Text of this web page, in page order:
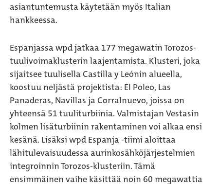
asiantuntemusta käytetään myös Italian
hankkeessa.
Espanjassa wpd jatkaa 177 megawatin Torozos-
tuulivoimaklusterin laajentamista. Klusteri, joka
sijaitsee tuulisella Castilla y Leónin alueella,
koostuu neljästä projektista: El Poleo, Las
Panaderas, Navillas ja Corralnuevo, joissa on
yhteensä 51 tuuliturbiinia. Valmistajan Vestasin
kolmen lisäturbiinin rakentaminen voi alkaa ensi
kesänä. Lisäksi wpd Espanja -tiimi aloittaa
lähitulevaisuudessa aurinkosähköjärjestelmien
integroinnin Torozos-klusteriin. Tämä
ensimmäinen vaihe käsittää noin 60 megawattia